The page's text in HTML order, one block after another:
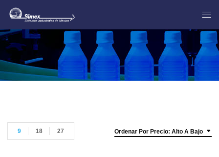
Ordenar Por Precio: Alto A Bajo
9 18 27